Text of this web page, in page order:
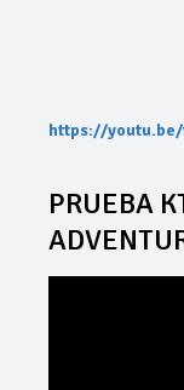
https://youtu.be/
PRUEBA